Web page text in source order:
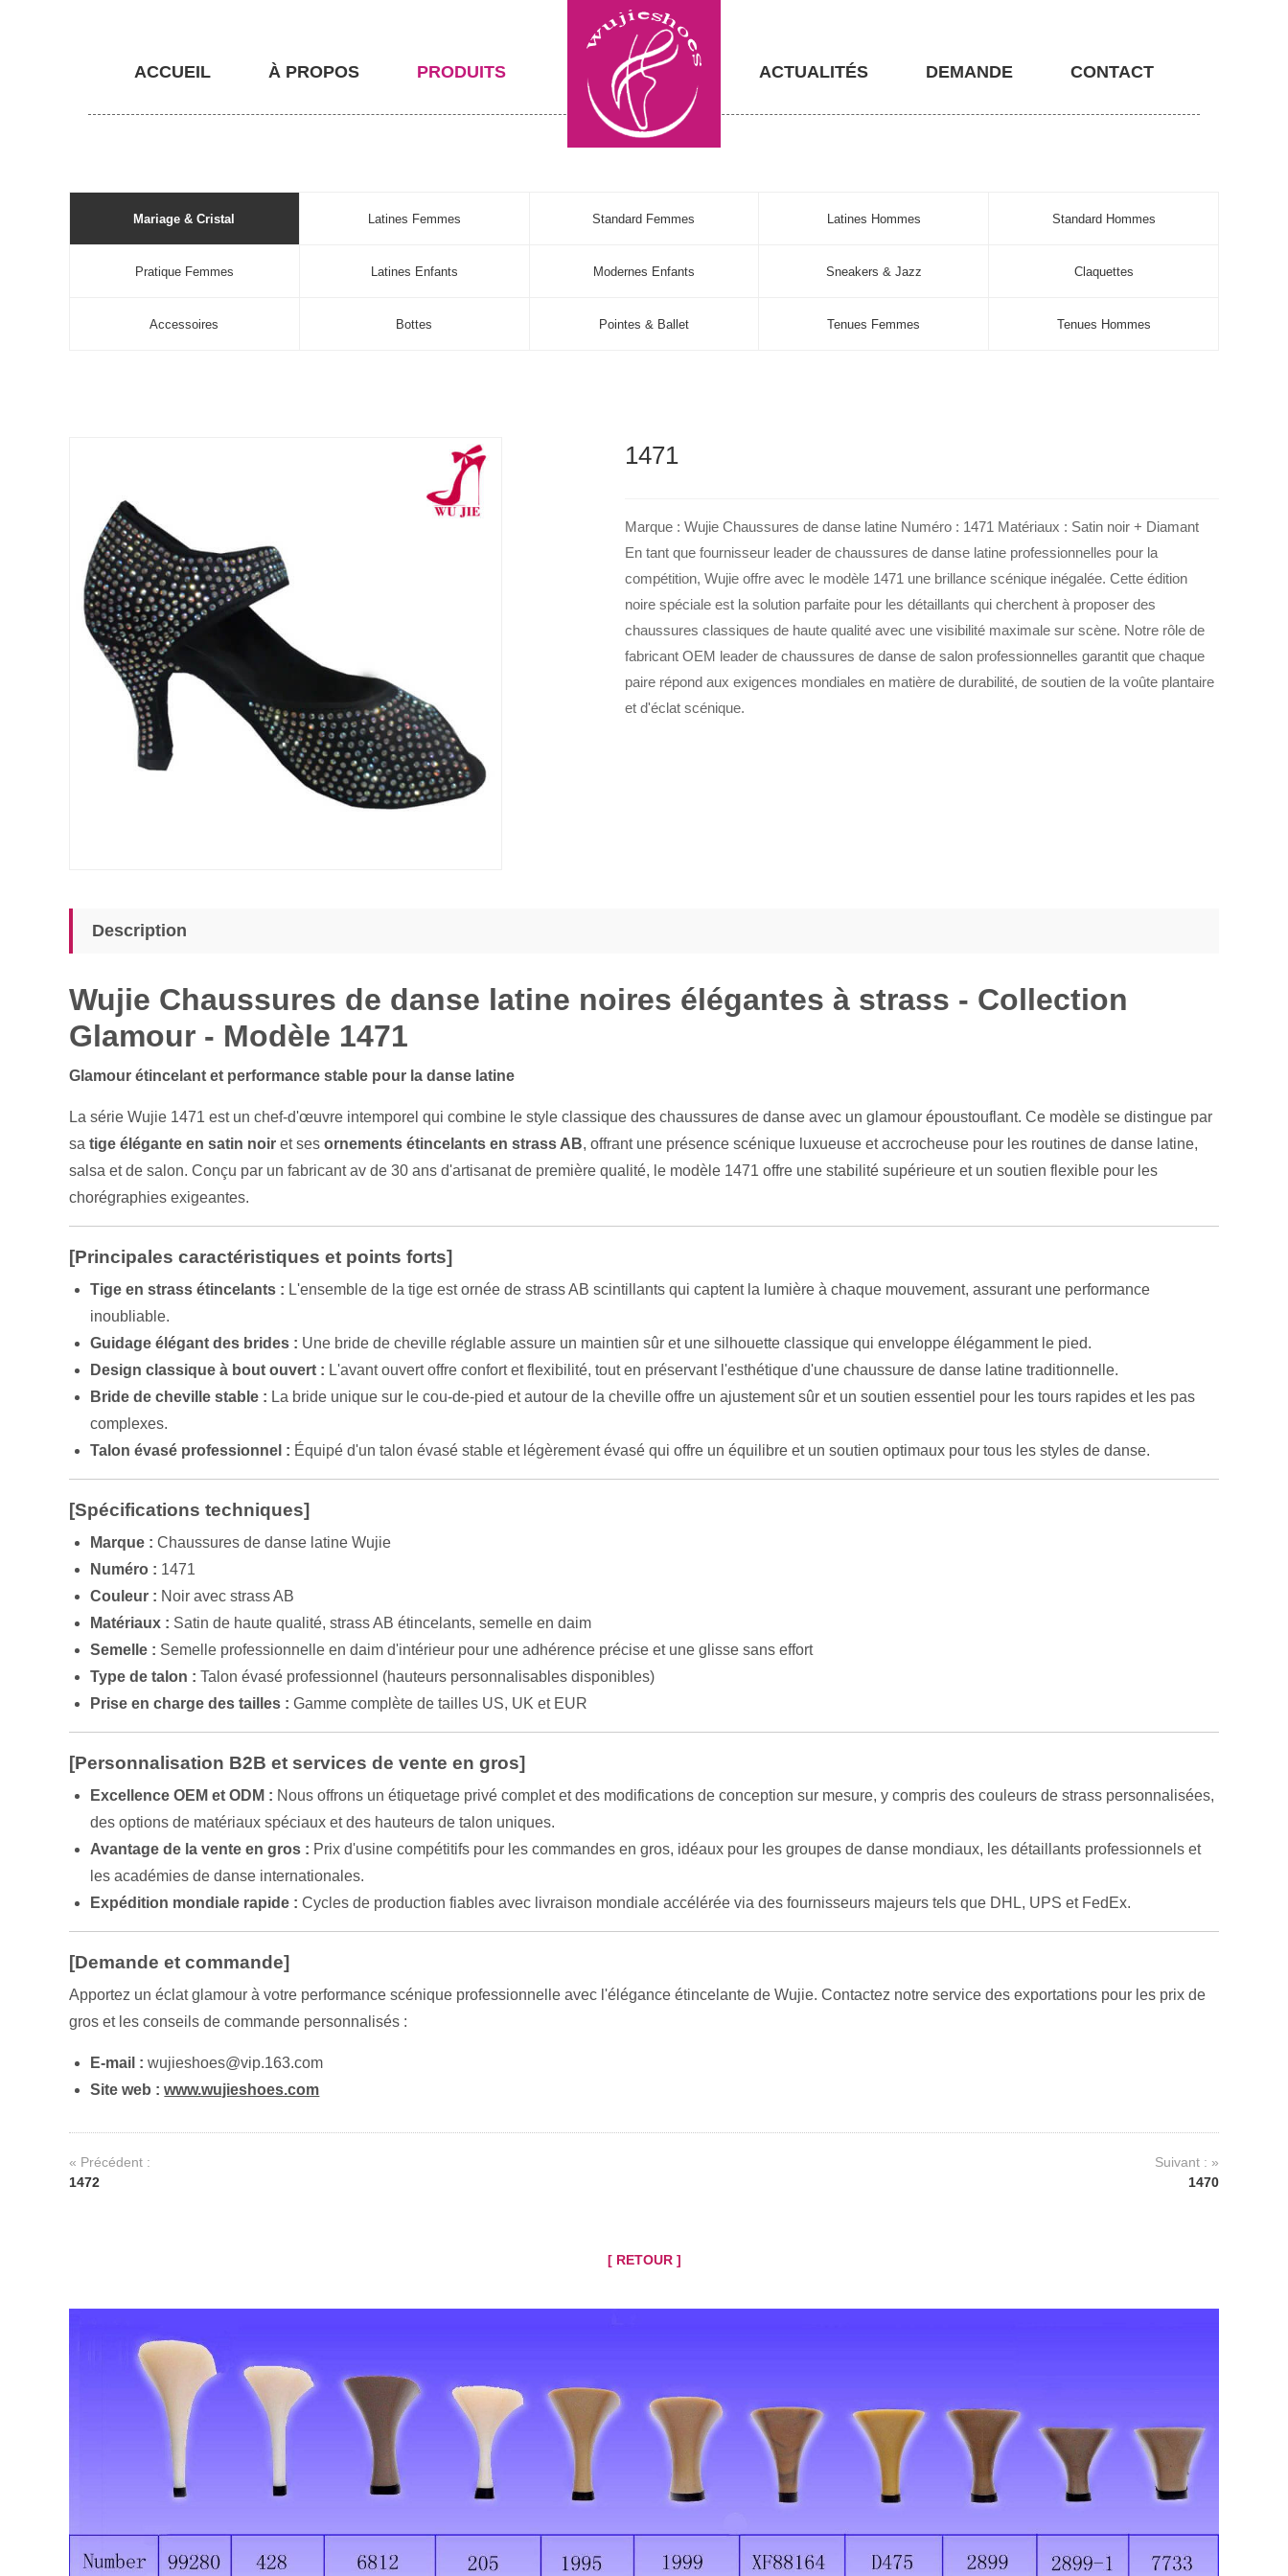
ACCUEIL À PROPOS PRODUITS ACTUALITÉS DEMANDE CONTACT
Mariage & Cristal Latines Femmes Standard Femmes Latines Hommes Standard Hommes
Pratique Femmes Latines Enfants Modernes Enfants Sneakers & Jazz Claquettes
Accessoires Bottes Pointes & Ballet Tenues Femmes Tenues Hommes
1471
Marque : Wujie Chaussures de danse latine Numéro : 1471 Matériaux : Satin noir + Diamant
En tant que fournisseur leader de chaussures de danse latine professionnelles pour la
compétition, Wujie offre avec le modèle 1471 une brillance scénique inégalée. Cette édition
noire spéciale est la solution parfaite pour les détaillants qui cherchent à proposer des
chaussures classiques de haute qualité avec une visibilité maximale sur scène. Notre rôle de
fabricant OEM leader de chaussures de danse de salon professionnelles garantit que chaque
paire répond aux exigences mondiales en matière de durabilité, de soutien de la voûte plantaire
et d'éclat scénique.
Description
Wujie Chaussures de danse latine noires élégantes à strass - Collection
Glamour - Modèle 1471
Glamour étincelant et performance stable pour la danse latine
La série Wujie 1471 est un chef-d'œuvre intemporel qui combine le style classique des chaussures de danse avec un glamour époustouflant. Ce modèle se distingue par
sa tige élégante en satin noir et ses ornements étincelants en strass AB, offrant une présence scénique luxueuse et accrocheuse pour les routines de danse latine,
salsa et de salon. Conçu par un fabricant av de 30 ans d'artisanat de première qualité, le modèle 1471 offre une stabilité supérieure et un soutien flexible pour les
chorégraphies exigeantes.
[Principales caractéristiques et points forts]
Tige en strass étincelants : L'ensemble de la tige est ornée de strass AB scintillants qui captent la lumière à chaque mouvement, assurant une performance
inoubliable.
Guidage élégant des brides : Une bride de cheville réglable assure un maintien sûr et une silhouette classique qui enveloppe élégamment le pied.
Design classique à bout ouvert : L'avant ouvert offre confort et flexibilité, tout en préservant l'esthétique d'une chaussure de danse latine traditionnelle.
Bride de cheville stable : La bride unique sur le cou-de-pied et autour de la cheville offre un ajustement sûr et un soutien essentiel pour les tours rapides et les pas
complexes.
Talon évasé professionnel : Équipé d'un talon évasé stable et légèrement évasé qui offre un équilibre et un soutien optimaux pour tous les styles de danse.
[Spécifications techniques]
Marque : Chaussures de danse latine Wujie
Numéro : 1471
Couleur : Noir avec strass AB
Matériaux : Satin de haute qualité, strass AB étincelants, semelle en daim
Semelle : Semelle professionnelle en daim d'intérieur pour une adhérence précise et une glisse sans effort
Type de talon : Talon évasé professionnel (hauteurs personnalisables disponibles)
Prise en charge des tailles : Gamme complète de tailles US, UK et EUR
[Personnalisation B2B et services de vente en gros]
Excellence OEM et ODM : Nous offrons un étiquetage privé complet et des modifications de conception sur mesure, y compris des couleurs de strass personnalisées,
des options de matériaux spéciaux et des hauteurs de talon uniques.
Avantage de la vente en gros : Prix d'usine compétitifs pour les commandes en gros, idéaux pour les groupes de danse mondiaux, les détaillants professionnels et
les académies de danse internationales.
Expédition mondiale rapide : Cycles de production fiables avec livraison mondiale accélérée via des fournisseurs majeurs tels que DHL, UPS et FedEx.
[Demande et commande]
Apportez un éclat glamour à votre performance scénique professionnelle avec l'élégance étincelante de Wujie. Contactez notre service des exportations pour les prix de
gros et les conseils de commande personnalisés :
E-mail : wujieshoes@vip.163.com
Site web : www.wujieshoes.com
« Précédent :
1472
Suivant : »
1470
[ RETOUR ]